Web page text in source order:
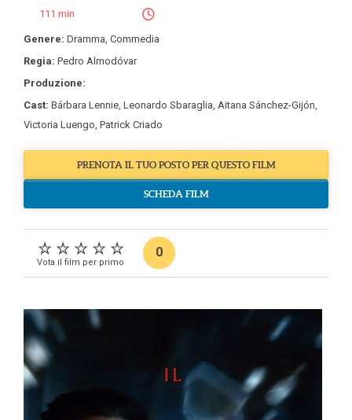
111 min
Genere: Dramma, Commedia
Regia: Pedro Almodóvar
Produzione:
Cast: Bárbara Lennie, Leonardo Sbaraglia, Aitana Sánchez-Gijón,
Victoria Luengo, Patrick Criado
PRENOTA IL TUO POSTO PER QUESTO FILM
SCHEDA FILM
Vota il film per primo
0